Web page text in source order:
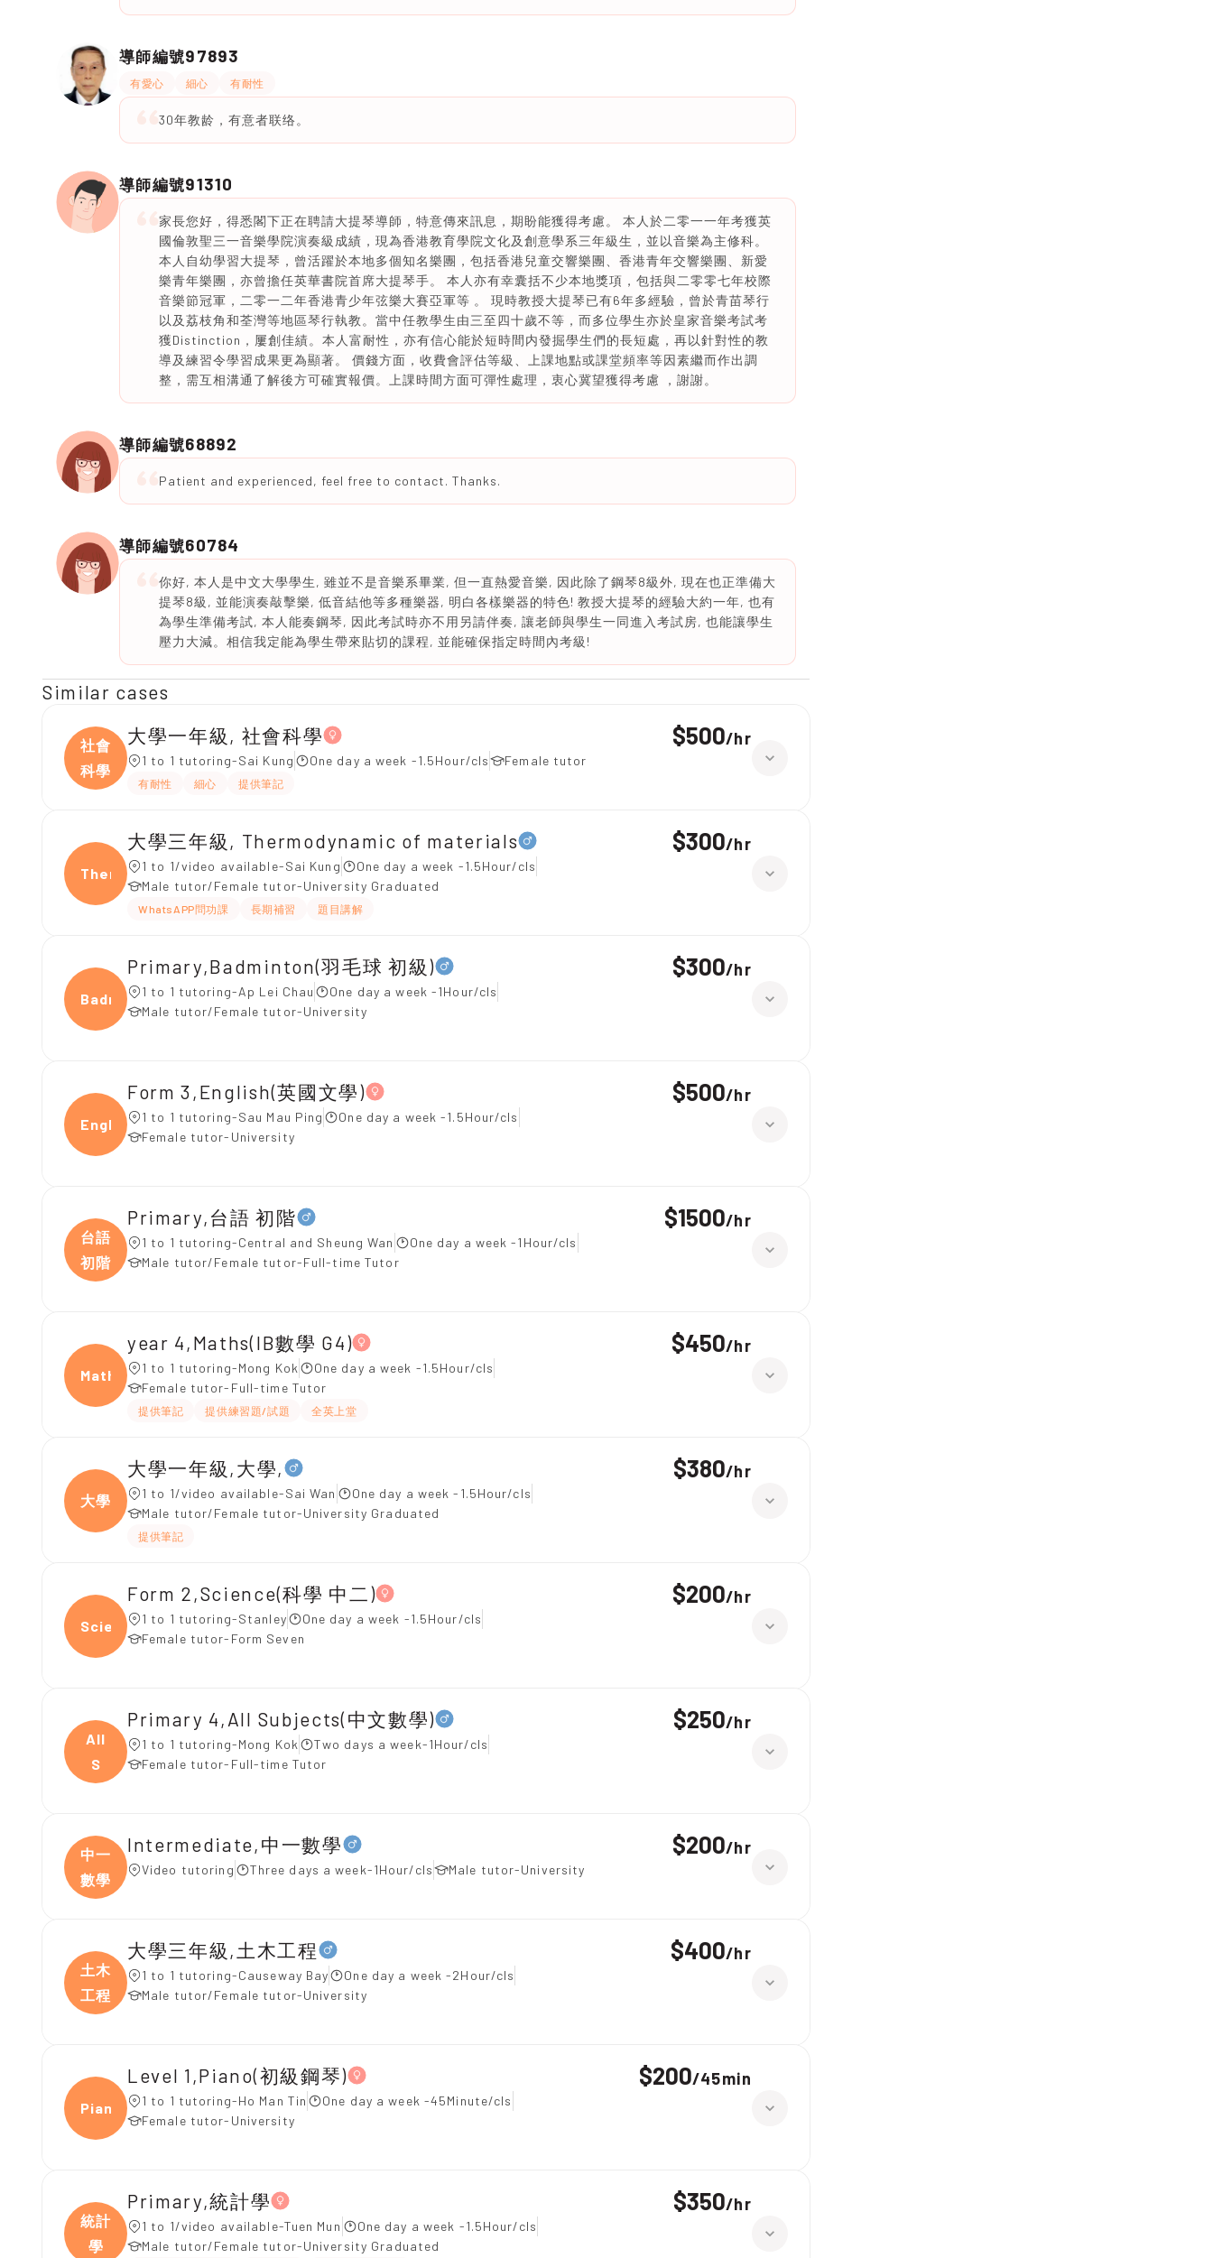
導師編號97893
有愛心 細心 有耐性
30年教龄，有意者联络。
導師編號91310
家長您好，得悉閣下正在聘請大提琴導師，特意傳來訊息，期盼能獲得考慮。 本人於二零一一年考獲英
國倫敦聖三一音樂學院演奏級成績，現為香港教育學院文化及創意學系三年級生，並以音樂為主修科。
本人自幼學習大提琴，曾活躍於本地多個知名樂團，包括香港兒童交響樂團、香港青年交響樂團、新愛
樂青年樂團，亦曾擔任英華書院首席大提琴手。 本人亦有幸囊括不少本地獎項，包括與二零零七年校際
音樂節冠軍，二零一二年香港青少年弦樂大賽亞軍等 。 現時教授大提琴已有6年多經驗，曾於青苗琴行
以及荔枝角和荃灣等地區琴行執教。當中任教學生由三至四十歲不等，而多位學生亦於皇家音樂考試考
獲Distinction，屢創佳績。本人富耐性，亦有信心能於短時間内發掘學生們的長短處，再以針對性的教
導及練習令學習成果更為顯著。 價錢方面，收費會評估等級、上課地點或課堂頻率等因素繼而作出調
整，需互相溝通了解後方可確實報價。上課時間方面可彈性處理，衷心冀望獲得考慮 ，謝謝。
導師編號68892
Patient and experienced, feel free to contact. Thanks.
導師編號60784
你好, 本人是中文大學學生, 雖並不是音樂系畢業, 但一直熱愛音樂, 因此除了鋼琴8級外, 現在也正準備大
提琴8級, 並能演奏敲擊樂, 低音結他等多種樂器, 明白各樣樂器的特色! 教授大提琴的經驗大約一年, 也有
為學生準備考試, 本人能奏鋼琴, 因此考試時亦不用另請伴奏, 讓老師與學生一同進入考試房, 也能讓學生
壓力大減。相信我定能為學生帶來貼切的課程, 並能確保指定時間內考級!
Similar cases
社會
科學
大學一年級, 社會科學
1 to 1 tutoring-Sai Kung One day a week -1.5Hour/cls Female tutor
有耐性 細心 提供筆記
$500/hr
Ther
大學三年級, Thermodynamic of materials
1 to 1/video available-Sai Kung
One day a week -1.5Hour/cls
Male tutor/Female tutor-University Graduated
WhatsAPP問功課 長期補習 題目講解
$300/hr
Badmi
Primary,Badminton(羽毛球 初級)
1 to 1 tutoring-Ap Lei Chau
One day a week -1Hour/cls
Male tutor/Female tutor-University
$300/hr
Engli
Form 3,English(英國文學)
1 to 1 tutoring-Sau Mau Ping
One day a week -1.5Hour/cls
Female tutor-University
$500/hr
台語
初階
Primary,台語 初階
1 to 1 tutoring-Central and Sheung Wan
One day a week -1Hour/cls
Male tutor/Female tutor-Full-time Tutor
$1500/hr
Maths
year 4,Maths(IB數學 G4)
1 to 1 tutoring-Mong Kok
One day a week -1.5Hour/cls
Female tutor-Full-time Tutor
提供筆記 提供練習題/試題 全英上堂
$450/hr
大學
大學一年級,大學,
1 to 1/video available-Sai Wan
One day a week -1.5Hour/cls
Male tutor/Female tutor-University Graduated
提供筆記
$380/hr
Scien
Form 2,Science(科學 中二)
1 to 1 tutoring-Stanley
One day a week -1.5Hour/cls
Female tutor-Form Seven
$200/hr
All
S
Primary 4,All Subjects(中文數學)
1 to 1 tutoring-Mong Kok
Two days a week-1Hour/cls
Female tutor-Full-time Tutor
$250/hr
中一
數學
Intermediate,中一數學
Video tutoring Three days a week-1Hour/cls Male tutor-University
$200/hr
土木
工程
大學三年級,土木工程
1 to 1 tutoring-Causeway Bay
One day a week -2Hour/cls
Male tutor/Female tutor-University
$400/hr
Piano
Level 1,Piano(初級鋼琴)
1 to 1 tutoring-Ho Man Tin
One day a week -45Minute/cls
Female tutor-University
$200/45min
統計
學
Primary,統計學
1 to 1/video available-Tuen Mun
One day a week -1.5Hour/cls
Male tutor/Female tutor-University Graduated
$350/hr